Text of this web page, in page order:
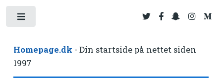
Homepage.dk - Din startside på nettet siden
1997